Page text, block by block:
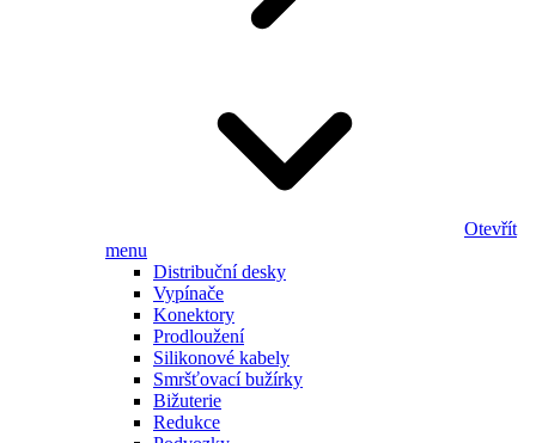
Otevřít
menu
Distribuční desky
Vypínače
Konektory
Prodloužení
Silikonové kabely
Smršťovací bužírky
Bižuterie
Redukce